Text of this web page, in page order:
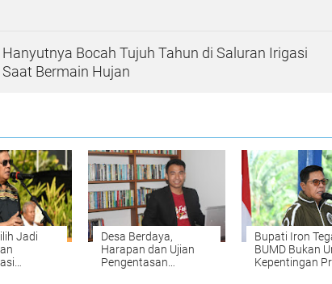
Bocah Tujuh Tahun di Saluran Irigasi
Bermain Hujan
Jadi
Desa Berdaya,
Harapan dan Ujian
Pengentasan
Bupati Iron
BUMD Bukan
Kepentingan